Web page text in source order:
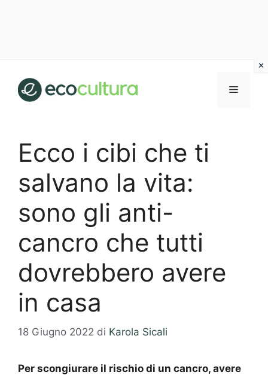
contenuto
MENU
Ecco i cibi che ti
salvano la vita:
sono gli anti-
cancro che tutti
dovrebbero avere
in casa
18 Giugno 2022 di Karola Sicali
Per scongiurare il rischio di un cancro, avere